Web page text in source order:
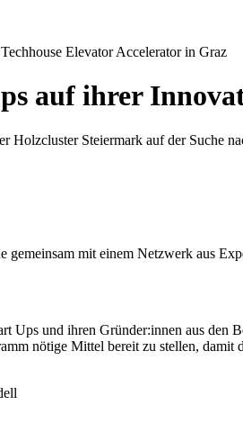
Techhouse Elevator Accelerator in Graz
auf ihrer
Holzcluster Steiermark auf der Suche
mit einem Netzwerk aus
Ups und ihren Gründer:innen aus den
nötige Mittel bereit zu stellen,